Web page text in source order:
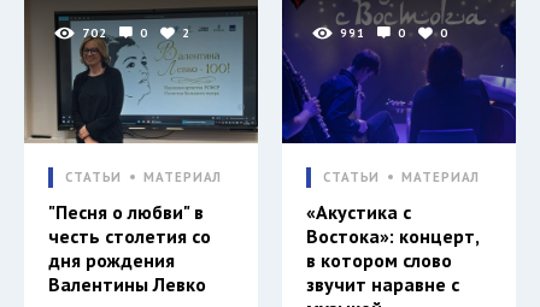
702 0 2
СТАТЬИ МАТЕРИАЛ
"Песня о любви" в
честь столетия со
дня рождения
Валентины Левко
991 0 0
СТАТЬИ МАТЕРИАЛ
«Акустика с
Востока»: концерт,
в котором слово
звучит наравне с